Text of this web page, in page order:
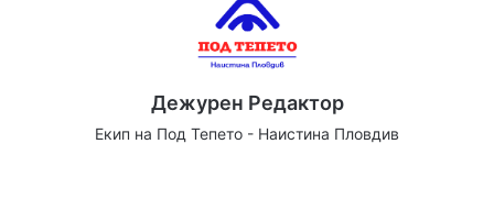
Дежурен Редактор
Екип на Под Тепето - Наистина Пловдив